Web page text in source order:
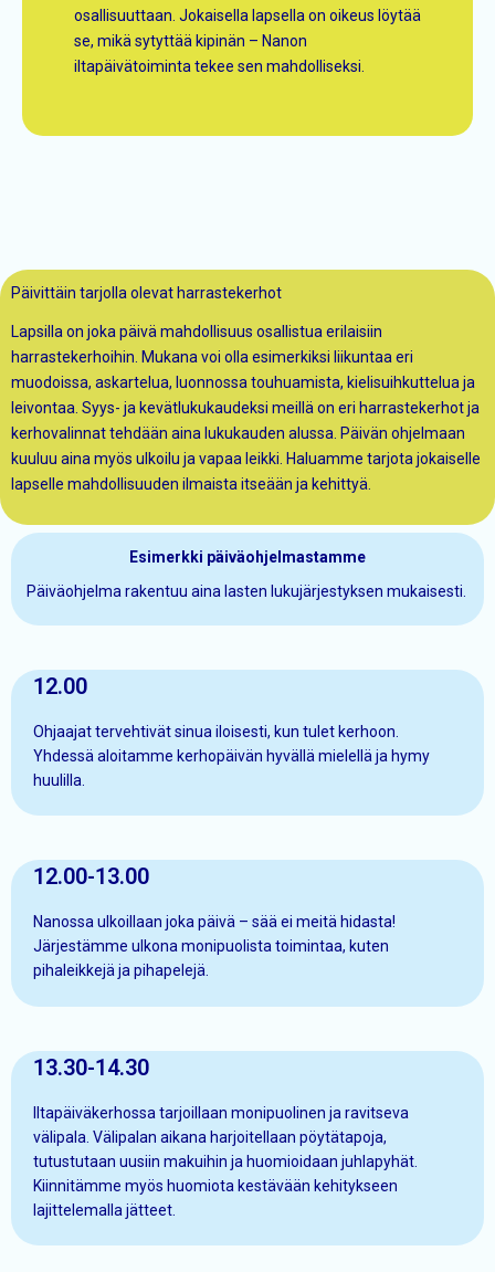
osallisuuttaan. Jokaisella lapsella on oikeus löytää
se, mikä sytyttää kipinän – Nanon
iltapäivätoiminta tekee sen mahdolliseksi.
Päivittäin tarjolla olevat harrastekerhot
Lapsilla on joka päivä mahdollisuus osallistua erilaisiin
harrastekerhoihin. Mukana voi olla esimerkiksi liikuntaa eri
muodoissa, askartelua, luonnossa touhuamista, kielisuihkuttelua ja
leivontaa. Syys- ja kevätlukukaudeksi meillä on eri harrastekerhot ja
kerhovalinnat tehdään aina lukukauden alussa. Päivän ohjelmaan
kuuluu aina myös ulkoilu ja vapaa leikki. Haluamme tarjota jokaiselle
lapselle mahdollisuuden ilmaista itseään ja kehittyä.
Esimerkki päiväohjelmastamme
Päiväohjelma rakentuu aina lasten lukujärjestyksen mukaisesti.
12.00
Ohjaajat tervehtivät sinua iloisesti, kun tulet kerhoon.
Yhdessä aloitamme kerhopäivän hyvällä mielellä ja hymy
huulilla.
12.00-13.00
Nanossa ulkoillaan joka päivä – sää ei meitä hidasta!
Järjestämme ulkona monipuolista toimintaa, kuten
pihaleikkejä ja pihapelejä.
13.30-14.30
Iltapäiväkerhossa tarjoillaan monipuolinen ja ravitseva
välipala. Välipalan aikana harjoitellaan pöytätapoja,
tutustutaan uusiin makuihin ja huomioidaan juhlapyhät.
Kiinnitämme myös huomiota kestävään kehitykseen
lajittelemalla jätteet.